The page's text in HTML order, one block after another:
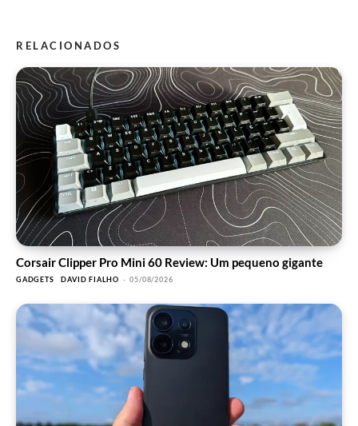
RELACIONADOS
Corsair Clipper Pro Mini 60 Review: Um pequeno gigante
GADGETS DAVID FIALHO - 05/08/2026